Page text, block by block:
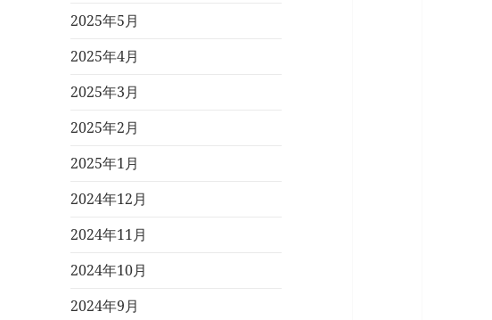
2025年5月
2025年4月
2025年3月
2025年2月
2025年1月
2024年12月
2024年11月
2024年10月
2024年9月